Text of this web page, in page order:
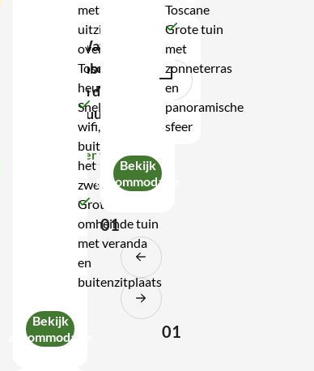
Whatsapp
Wat is
inbegrepen
in de
huurprijs?
Meer tonen
met
uitzicht
over
Toscaanse
heuvels
Snelle
wifi, ook
buiten bij
het
zwembad
Grote
omheinde tuin
met veranda
en
buitenzitplaats
Bekijk
accommodatie
Toscane
Grote tuin
met
zonneterras
en
panoramische
sfeer
Bekijk
accommodatie
01
01